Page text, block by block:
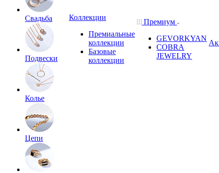
Свадьба
Подвески
Колье
Цепи
Коллекции
Премиальные
коллекции
Базовые
коллекции
Премиум
GEVORKYAN
COBRA
JEWELRY